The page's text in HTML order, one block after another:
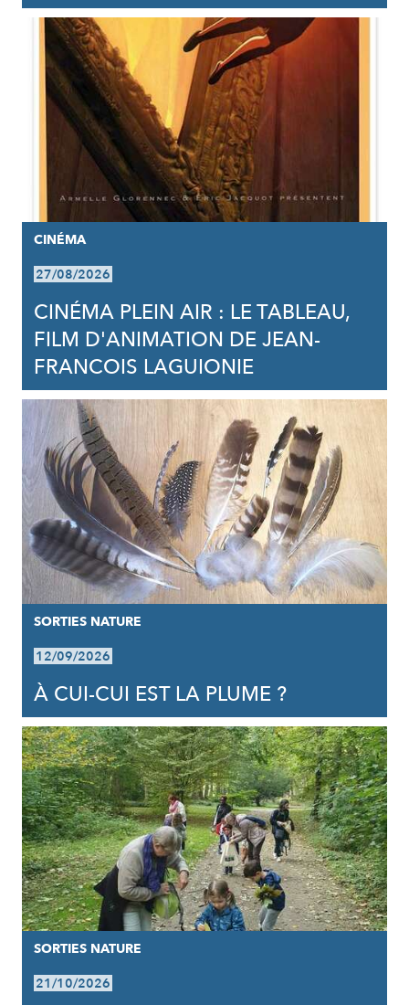
CINÉMA
27/08/2026
CINÉMA PLEIN AIR : LE TABLEAU,
FILM D'ANIMATION DE JEAN-
FRANCOIS LAGUIONIE
SORTIES NATURE
12/09/2026
À CUI-CUI EST LA PLUME ?
SORTIES NATURE
21/10/2026